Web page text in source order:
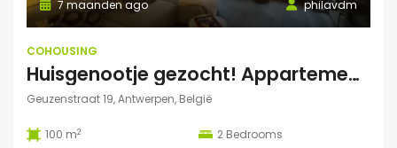
philavdm
7 maanden ago
COHOUSING
Huisgenootje gezocht! Appartement aan het Marnixplein, Antwerpen Zuid
Geuzenstraat 19, Antwerpen, België
100 m2 2 Bedrooms